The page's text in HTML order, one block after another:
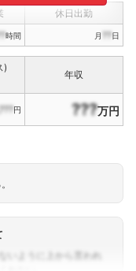
休日出勤
時間 月 ??日
)
年収
円 ???万円